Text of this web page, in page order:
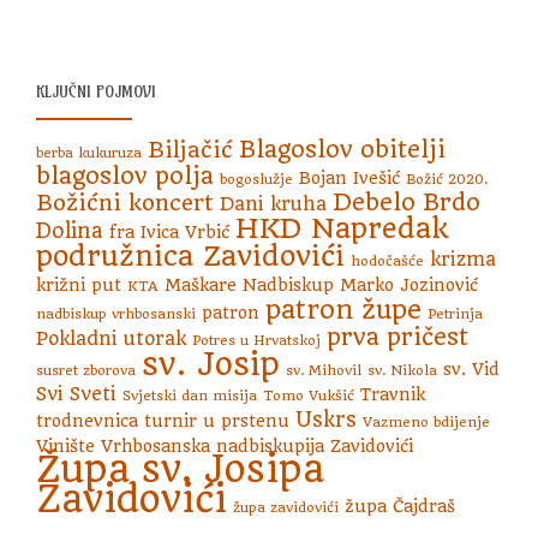
KLJUČNI POJMOVI
berba kukuruza Biljačić Blagoslov obitelji
blagoslov polja bogoslužje Bojan Ivešić Božić 2020.
Božićni koncert Dani kruha Debelo Brdo
Dolina fra Ivica Vrbić HKD Napredak
podružnica Zavidovići hodočašće krizma
križni put KTA Maškare Nadbiskup Marko Jozinović
nadbiskup vrhbosanski patron patron župe Petrinja
Pokladni utorak Potres u Hrvatskoj prva pričest
susret zborova sv. Josip sv. Mihovil sv. Nikola sv. Vid
Svi Sveti Svjetski dan misija Tomo Vukšić Travnik
trodnevnica turnir u prstenu Uskrs Vazmeno bdijenje
Vinište Vrhbosanska nadbiskupija Zavidovići
Župa sv. Josipa
Zavidovići župa zavidovići župa Čajdraš